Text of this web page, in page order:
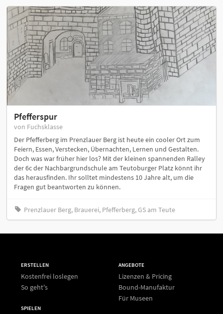
Pfefferspur
von Fuchsklasse
Der Pfefferberg im Prenzlauer Berg ist heute ein cooler Ort zum
Feiern, Essen, Verstecken, Übernachten, Lernen und Gestalten.
Doch was war früher hier los? Mit der kleinen spannenden Ralley
der 6c der Nachbargrundschule am Teutoburger Platz könnt ihr
das herausfinden. Ihr solltet mindestens 10 Jahre alt, um die
Fragen gut beantworten zu können.
Prenzlauer Berg, Brauerei, Pfefferberg, GS am Teute
ERSTELLEN
Kostenfrei loslegen
So geht's
SPIELEN
ANGEBOTE
Lizenzen & Pricing
Bound-Manufaktur
Für Museen